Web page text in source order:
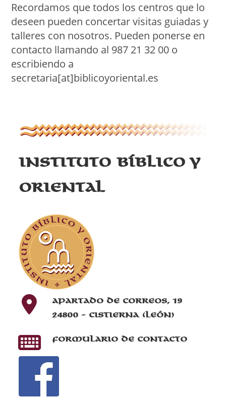
Recordamos que todos los centros que lo
deseen pueden concertar visitas guiadas y
talleres con nosotros. Pueden ponerse en
contacto llamando al 987 21 32 00 o
escribiendo a
secretaria[at]biblicoyoriental.es
Instituto Bíblico y
Oriental
Apartado de correos, 19
24800 - Cistierna (León)
Formulario de contacto